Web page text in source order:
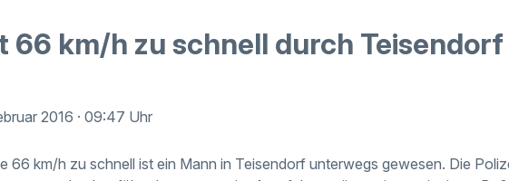
66 km/h zu schnell durch Teisendorf
2016 · 09:47 Uhr
66 km/h zu schnell ist ein Mann in Teisendorf unterwegs gewesen. Die